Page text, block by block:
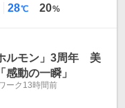
最
28℃ 20%
ルモン」3周年 美
動の一瞬」
ーク 13時間前